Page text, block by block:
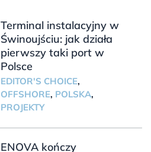
Terminal instalacyjny w
Świnoujściu: jak działa
pierwszy taki port w
Polsce
EDITOR'S CHOICE,
OFFSHORE, POLSKA,
PROJEKTY
ENOVA kończy